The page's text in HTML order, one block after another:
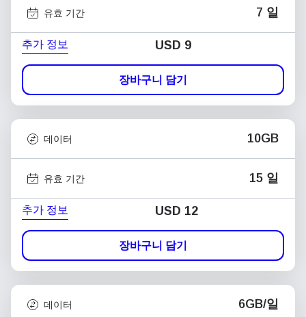
유효 기간 7 일
추가 정보 USD 9
장바구니 담기
데이터 10GB
유효 기간 15 일
추가 정보 USD 12
장바구니 담기
데이터 6GB/일